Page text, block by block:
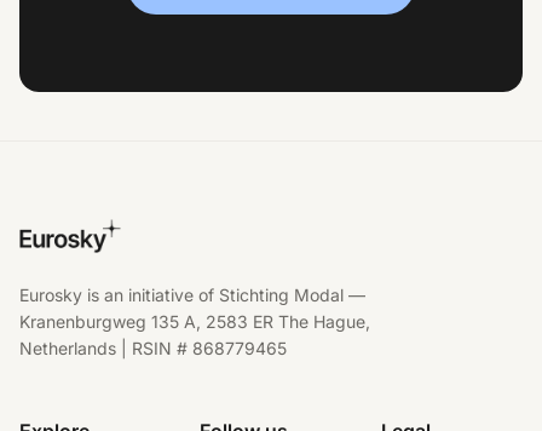
Eurosky is an initiative of Stichting Modal —
Kranenburgweg 135 A, 2583 ER The Hague,
Netherlands | RSIN # 868779465